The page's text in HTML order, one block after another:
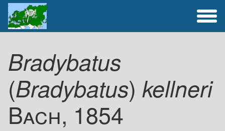
Aktivitäten
Bradybatus
(Bradybatus) kellneri
Bach, 1854